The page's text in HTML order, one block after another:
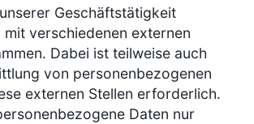
Geschäftstätigkeit
verschiedenen externen
Dabei ist teilweise auch
von personenbezogenen
externen Stellen erforderlich.
Daten nur